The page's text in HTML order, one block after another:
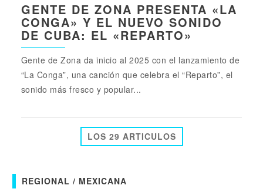
GENTE DE ZONA PRESENTA «LA
CONGA» Y EL NUEVO SONIDO
DE CUBA: EL «REPARTO»
Gente de Zona da inicio al 2025 con el lanzamiento de
“La Conga”, una canción que celebra el “Reparto”, el
sonido más fresco y popular...
LOS 29 ARTICULOS
REGIONAL / MEXICANA